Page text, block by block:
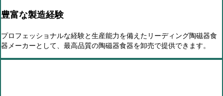
豊富な製造経験
プロフェッショナルな経験と生産能力を備えたリーディング陶磁器食
器メーカーとして、最高品質の陶磁器食器を卸売で提供できます。